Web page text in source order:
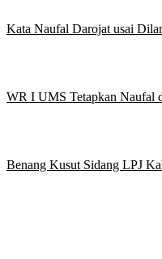
Kata Naufal Darojat usai
WR I UMS Tetapkan Naufal
Benang Kusut Sidang LPJ